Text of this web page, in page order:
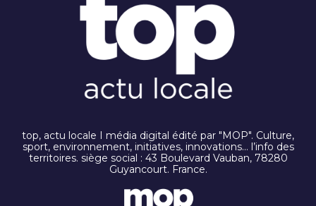
top, actu locale I média digital édité par "MOP". Culture,
sport, environnement, initiatives, innovations… l’info des
territoires. siège social : 43 Boulevard Vauban, 78280
Guyancourt. France.